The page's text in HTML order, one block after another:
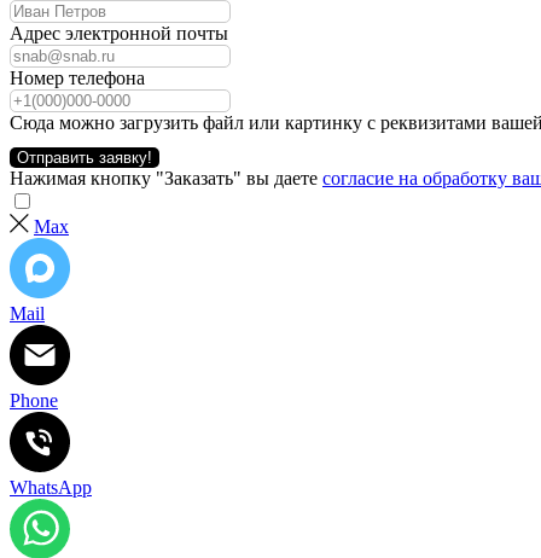
Адрес электронной почты
Номер телефона
Сюда можно загрузить файл или картинку с реквизитами
Отправить заявку!
Нажимая кнопку "Заказать" вы даете согласие на обработку
Max
Mail
Phone
WhatsApp